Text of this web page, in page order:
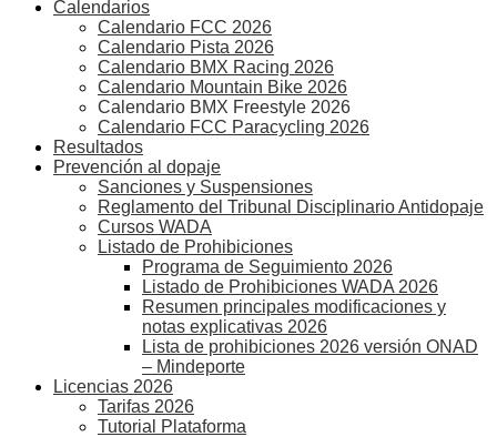
Calendarios
Calendario FCC 2026
Calendario Pista 2026
Calendario BMX Racing 2026
Calendario Mountain Bike 2026
Calendario BMX Freestyle 2026
Calendario FCC Paracycling 2026
Resultados
Prevención al dopaje
Sanciones y Suspensiones
Reglamento del Tribunal Disciplinario Antidopaje
Cursos WADA
Listado de Prohibiciones
Programa de Seguimiento 2026
Listado de Prohibiciones WADA 2026
Resumen principales modificaciones y
notas explicativas 2026
Lista de prohibiciones 2026 versión ONAD
– Mindeporte
Licencias 2026
Tarifas 2026
Tutorial Plataforma